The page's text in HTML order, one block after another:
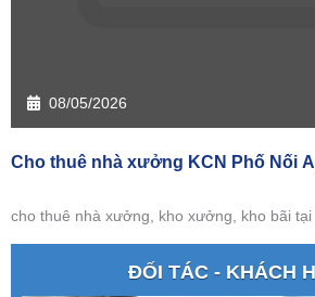
08/05/2026
Cho thuê nhà xưởng KCN Phố Nối
cho thuê nhà xưởng, kho xưởng, kho bãi tại
ĐỐI TÁC - KHÁCH